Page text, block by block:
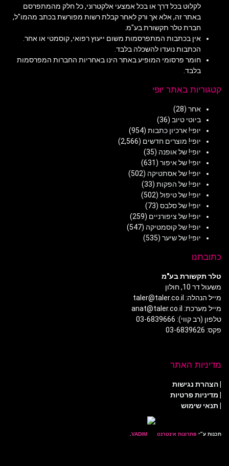
לקלוט בכל דרך או בכל אמצעי אלקטרוני, כל חלק מהמתפרסם
באתר זה, אלא אך ורק לאחר קבלת רשות מפורשת בכתב מהמו"ל,
חברת טלר תקשורת בע"מ.
אין בכתבות המתפרסמות משום ייעוץ רפואי, קוסמטי או אחר.
הכתבות נועדו להשכלה בלבד.
חומר פרסומי המופיע באתר הינו באחריות החברות המפרסמות
בלבד.
קטגוריות באתר יופי
אחר (28)
ביוטי טיוב (36)
יופי! ארכיון כתבות (954)
יופי! מוצרים חדשים (2,566)
יופי! של אופנה (35)
יופי! של איפור (631)
יופי! של אסתטיקה (502)
יופי! של הפקות (33)
יופי! של טיפול (502)
יופי! של סלבס (73)
יופי! של ציפורניים (259)
יופי! של קוסמטיקה (547)
יופי! של שיער (535)
כתובתנו
טלר תקשורת בע"מ
משעול דר 10, חולון
מייל הנהלה: taler@taler.co.il
מייל מערכת: anat@taler.co.il
טלפון (רב קווי): 03-6839666
פקס: 03-6839626
מדיניות האתר
הצהרת נגישות
מדיניות פרטיות
| תנאי שימוש
תכנות ע״י פתרונות אינטרנט